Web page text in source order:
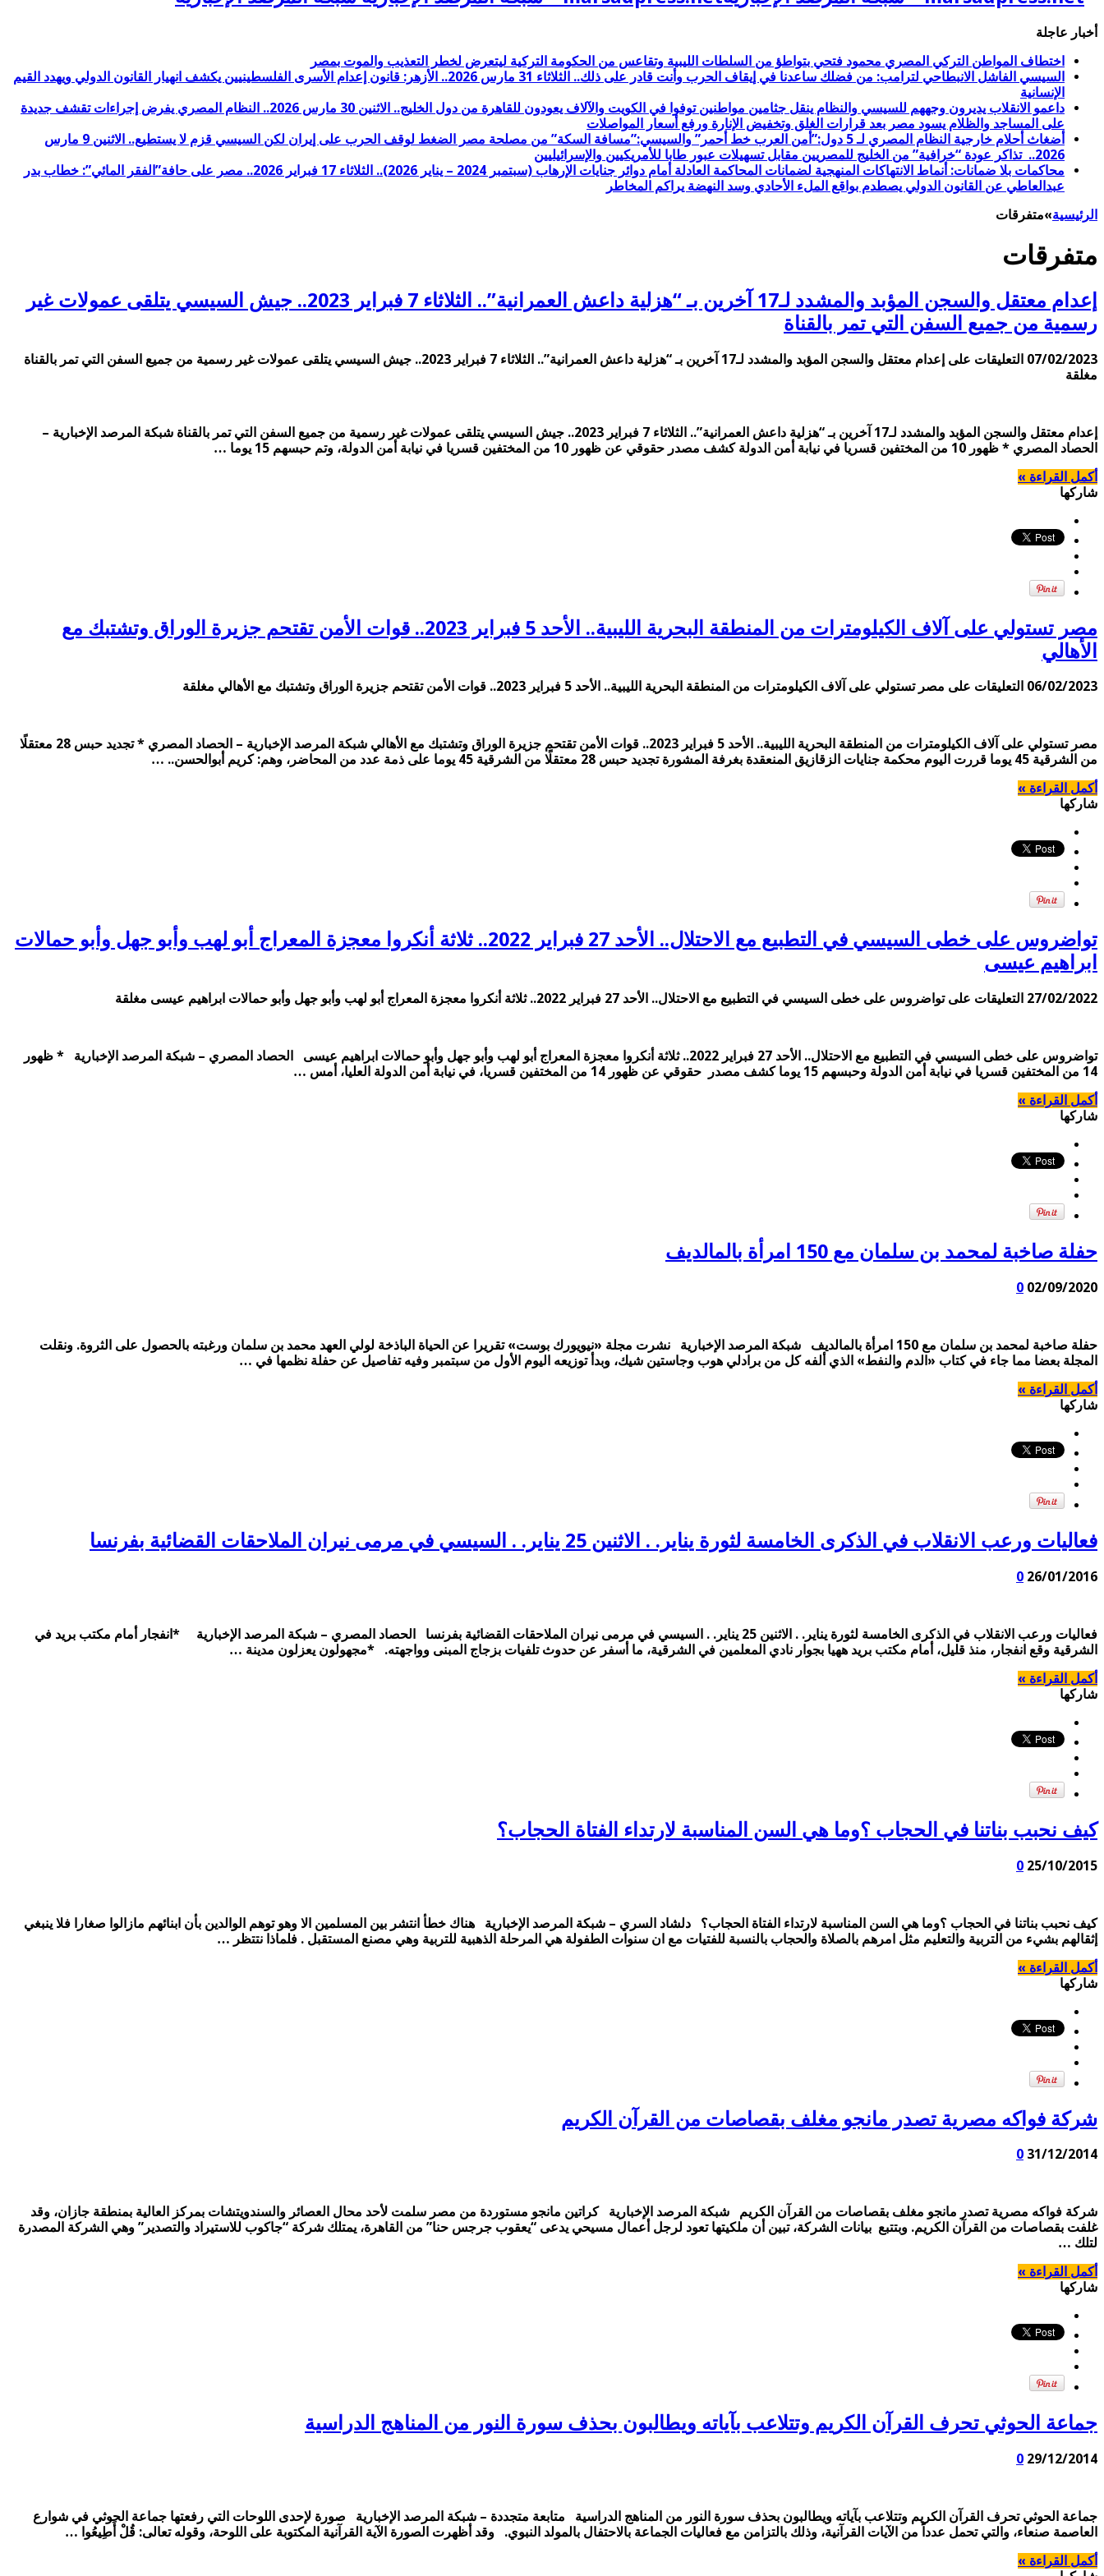
أخبار عاجلة
اختطاف المواطن التركي المصري محمود فتحي بتواطؤ من السلطات الليبية وتقاعس من الحكومة التركية ليتعرض لخطر التعذيب والموت بمصر
السيسي الفاشل الانبطاحي لترامب: من فضلك ساعدنا في إيقاف الحرب وأنت قادر على ذلك.. الثلاثاء 31 مارس 2026.. الأزهر: قانون إعدام الأسرى الفلسطينيين يكشف انهيار القانون الدولي ويهدد القيم
الإنسانية
داعمو الانقلاب يديرون وجههم للسيسي والنظام ينقل جثامين مواطنين توفوا في الكويت والآلاف يعودون للقاهرة من دول الخليج.. الاثنين 30 مارس 2026.. النظام المصري يفرض إجراءات تقشف جديدة
على المساجد والظلام يسود مصر بعد قرارات الغلق وتخفيض الإنارة ورفع أسعار المواصلات
أضغاث أحلام خارجية النظام المصري لـ 5 دول:”أمن العرب خط أحمر” والسيسي:”مسافة السكة” من مصلحة مصر الضغط لوقف الحرب على إيران لكن السيسي قزم لا يستطيع.. الاثنين 9 مارس
2026.. تذاكر عودة “خرافية” من الخليج للمصريين مقابل تسهيلات عبور طابا للأمريكيين والإسرائيليين
محاكمات بلا ضمانات: أنماط الانتهاكات المنهجية لضمانات المحاكمة العادلة أمام دوائر جنايات الإرهاب (سبتمبر 2024 – يناير 2026).. الثلاثاء 17 فبراير 2026.. مصر على حافة”الفقر المائي”: خطاب بدر
عبدالعاطي عن القانون الدولي يصطدم بواقع الملء الأحادي وسد النهضة يراكم المخاطر
الرئيسية»متفرقات
متفرقات
إعدام معتقل والسجن المؤبد والمشدد لـ17 آخرين بـ “هزلية داعش العمرانية”.. الثلاثاء 7 فبراير 2023.. جيش السيسي يتلقى عمولات غير
رسمية من جميع السفن التي تمر بالقناة
07/02/2023 التعليقات
على إعدام معتقل والسجن المؤبد والمشدد لـ17 آخرين بـ “هزلية داعش العمرانية”.. الثلاثاء 7 فبراير 2023.. جيش السيسي يتلقى عمولات غير رسمية من جميع السفن التي تمر بالقناة
مغلقة
إعدام معتقل والسجن المؤبد والمشدد لـ17 آخرين بـ “هزلية داعش العمرانية”.. الثلاثاء 7 فبراير 2023.. جيش السيسي يتلقى عمولات غير رسمية من جميع السفن التي تمر بالقناة شبكة المرصد الإخبارية –
الحصاد المصري * ظهور 10 من المختفين قسريا في نيابة أمن الدولة كشف مصدر حقوقي عن ظهور 10 من المختفين قسريا في نيابة أمن الدولة، وتم حبسهم 15 يوما …
أكمل القراءة »
شاركها
مصر تستولي على آلاف الكيلومترات من المنطقة البحرية الليبية.. الأحد 5 فبراير 2023.. قوات الأمن تقتحم جزيرة الوراق وتشتبك مع
الأهالي
06/02/2023 التعليقات على مصر تستولي على آلاف الكيلومترات من المنطقة البحرية الليبية.. الأحد 5 فبراير 2023.. قوات الأمن تقتحم جزيرة الوراق وتشتبك مع الأهالي مغلقة
مصر تستولي على آلاف الكيلومترات من المنطقة البحرية الليبية.. الأحد 5 فبراير 2023.. قوات الأمن تقتحم جزيرة الوراق وتشتبك مع الأهالي شبكة المرصد الإخبارية – الحصاد المصري * تجديد حبس 28 معتقلًا
من الشرقية 45 يوما قررت اليوم محكمة جنايات الزقازيق المنعقدة بغرفة المشورة تجديد حبس 28 معتقلًا من الشرقية 45 يوما على ذمة عدد من المحاضر، وهم: كريم أبوالحسن.. …
أكمل القراءة »
شاركها
تواضروس على خطى السيسي في التطبيع مع الاحتلال.. الأحد 27 فبراير 2022.. ثلاثة أنكروا معجزة المعراج أبو لهب وأبو جهل وأبو حمالات
ابراهيم عيسى
27/02/2022 التعليقات على تواضروس على خطى السيسي في التطبيع مع الاحتلال.. الأحد 27 فبراير 2022.. ثلاثة أنكروا معجزة المعراج أبو لهب وأبو جهل وأبو حمالات ابراهيم عيسى مغلقة
تواضروس على خطى السيسي في التطبيع مع الاحتلال.. الأحد 27 فبراير 2022.. ثلاثة أنكروا معجزة المعراج أبو لهب وأبو جهل وأبو حمالات ابراهيم عيسى الحصاد المصري – شبكة المرصد الإخبارية * ظهور
14 من المختفين قسريا في نيابة أمن الدولة وحبسهم 15 يوما كشف مصدر حقوقي عن ظهور 14 من المختفين قسريا، في نيابة أمن الدولة العليا، أمس …
أكمل القراءة »
شاركها
حفلة صاخبة لمحمد بن سلمان مع 150 امرأة بالمالديف
02/09/2020
0
حفلة صاخبة لمحمد بن سلمان مع 150 امرأة بالمالديف شبكة المرصد الإخبارية نشرت مجلة «نيويورك بوست» تقريرا عن الحياة الباذخة لولي العهد محمد بن سلمان ورغبته بالحصول على الثروة. ونقلت
المجلة بعضا مما جاء في كتاب «الدم والنفط» الذي ألفه كل من برادلي هوب وجاستين شيك، وبدأ توزيعه اليوم الأول من سبتمبر وفيه تفاصيل عن حفلة نظمها في …
أكمل القراءة »
شاركها
فعاليات ورعب الانقلاب في الذكرى الخامسة لثورة يناير. . الاثنين 25 يناير. . السيسي في مرمى نيران الملاحقات القضائية بفرنسا
26/01/2016
0
فعاليات ورعب الانقلاب في الذكرى الخامسة لثورة يناير. . الاثنين 25 يناير. . السيسي في مرمى نيران الملاحقات القضائية بفرنسا الحصاد المصري – شبكة المرصد الإخبارية *انفجار أمام مكتب بريد في
الشرقية وقع انفجار، منذ قليل، أمام مكتب بريد ههيا بجوار نادي المعلمين في الشرقية، ما أسفر عن حدوث تلفيات بزجاج المبنى وواجهته. *مجهولون يعزلون مدينة …
أكمل القراءة »
شاركها
كيف نحبب بناتنا في الحجاب ؟وما هي السن المناسبة لارتداء الفتاة الحجاب؟
25/10/2015
0
كيف نحبب بناتنا في الحجاب ؟وما هي السن المناسبة لارتداء الفتاة الحجاب؟ دلشاد السري – شبكة المرصد الإخبارية هناك خطأ انتشر بين المسلمين الا وهو توهم الوالدين بأن ابنائهم مازالوا صغارا فلا ينبغي
إثقالهم بشيء من التربية والتعليم مثل امرهم بالصلاة والحجاب بالنسبة للفتيات مع ان سنوات الطفولة هي المرحلة الذهبية للتربية وهي مصنع المستقبل . فلماذا نتتظر …
أكمل القراءة »
شاركها
شركة فواكه مصرية تصدر مانجو مغلف بقصاصات من القرآن الكريم
31/12/2014
0
شركة فواكه مصرية تصدر مانجو مغلف بقصاصات من القرآن الكريم شبكة المرصد الإخبارية كراتين مانجو مستوردة من مصر سلمت لأحد محال العصائر والسندويتشات بمركز العالية بمنطقة جازان، وقد
غلفت بقصاصات من القرآن الكريم. وبتتبع بيانات الشركة، تبين أن ملكيتها تعود لرجل أعمال مسيحي يدعى “يعقوب جرجس حنا” من القاهرة، يمتلك شركة “جاكوب للاستيراد والتصدير” وهي الشركة المصدرة
لتلك …
أكمل القراءة »
شاركها
جماعة الحوثي تحرف القرآن الكريم وتتلاعب بآياته ويطالبون بحذف سورة النور من المناهج الدراسية
29/12/2014
0
جماعة الحوثي تحرف القرآن الكريم وتتلاعب بآياته ويطالبون بحذف سورة النور من المناهج الدراسية متابعة متجددة – شبكة المرصد الإخبارية صورة لإحدى اللوحات التي رفعتها جماعة الحوثي في شوارع
العاصمة صنعاء، والتي تحمل عدداً من الآيات القرآنية، وذلك بالتزامن مع فعاليات الجماعة بالاحتفال بالمولد النبوي. وقد أظهرت الصورة الآية القرآنية المكتوبة على اللوحة، وقوله تعالى: قُلْ أَطِيعُوا …
أكمل القراءة »